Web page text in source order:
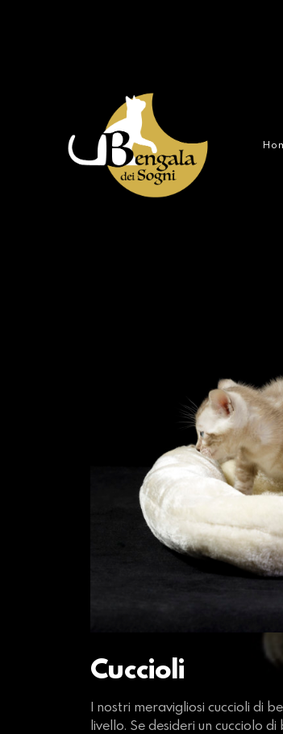
Cuccioli
I nostri meravigliosi cuccioli di
livello. Se desideri un cucciolo